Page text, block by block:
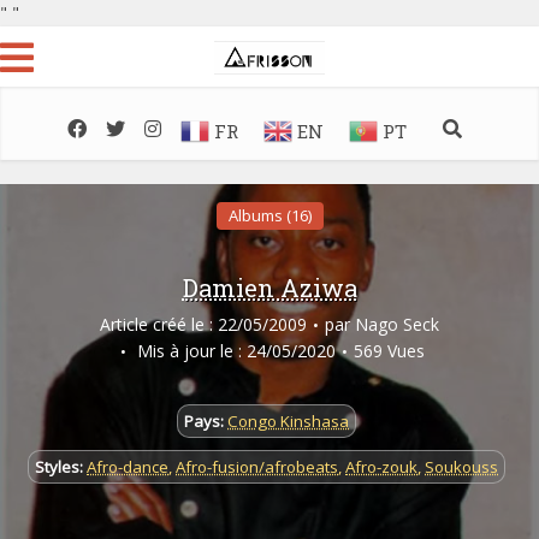
" "
FR EN PT
Albums (16)
Damien Aziwa
Article créé le : 22/05/2009 par Nago Seck
Mis à jour le : 24/05/2020
569 Vues
Pays:Congo Kinshasa
Styles:Afro-dance,Afro-fusion/afrobeats,Afro-zouk, Soukouss